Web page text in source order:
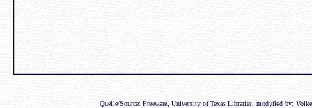
Quelle/Source: Freeware, University of Texas Libraries , modyfied by: